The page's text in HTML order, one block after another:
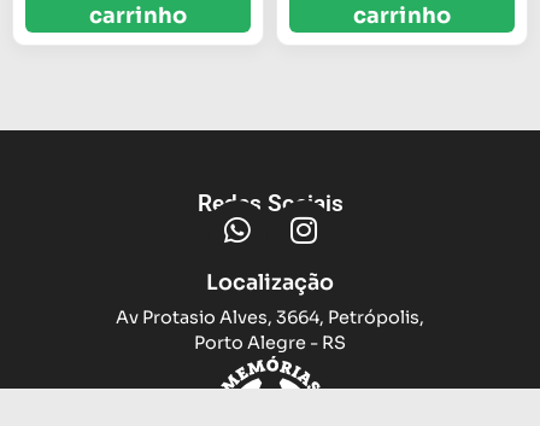
carrinho
carrinho
Redes Sociais
Localização
Av Protasio Alves, 3664, Petrópolis,
Porto Alegre - RS